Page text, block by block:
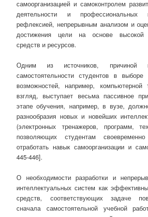
самоорганизацией и самоконтролем
деятельности и профессиональных
рефлексией, непрерывным анализом и
достижения цели на основе высокой
средств и ресурсов.
Одним из источников, причиной
самостоятельности студентов в выборе
возможностей, например,
взгляд, выступает весьма пассивное
этапе обучения, например, в вузе,
разнообразия новых и новейших
(электронных тренажеров, программ,
позволяющих студентам
отработать навык самоорганизации и
445-446].
О необходимости разработки и
интеллектуальных систем как
средств, соответствующих задаче
сначала самостоятельной учебной